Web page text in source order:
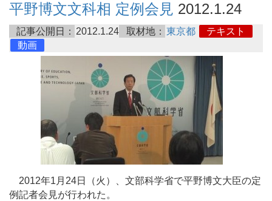
平野博文文科相 定例会見 2012.1.24
記事公開日： 2012.1.24 取材地： 東京都
テキスト
動画
2012年1月24日（火）、文部科学省で平野博文大臣の定
例記者会見が行われた。